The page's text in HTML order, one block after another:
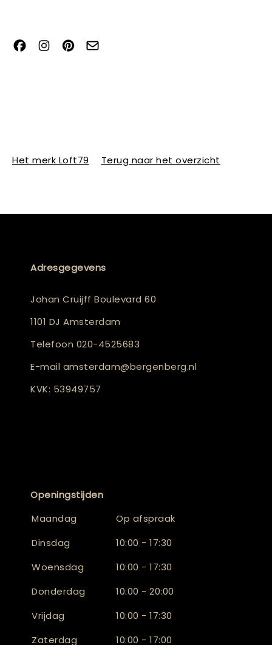
Het merk Loft79 Terug naar het overzicht
Adresgegevens
Johan Cruijff Boulevard 60
1101 DJ Amsterdam
Telefoon 020-4525683
E-mail amsterdam@bergenberg.nl
KVK: 53949757
Openingstijden
Maandag
Op afspraak
Dinsdag
10:00 - 17:30
Woensdag
10:00 - 17:30
Donderdag
10:00 - 20:00
Vrijdag
10:00 - 17:30
Zaterdag
10:00 - 17:00